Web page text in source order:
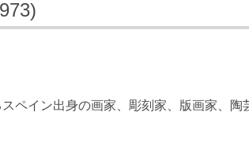
ペイン出身の画家、彫刻家、版画家、陶